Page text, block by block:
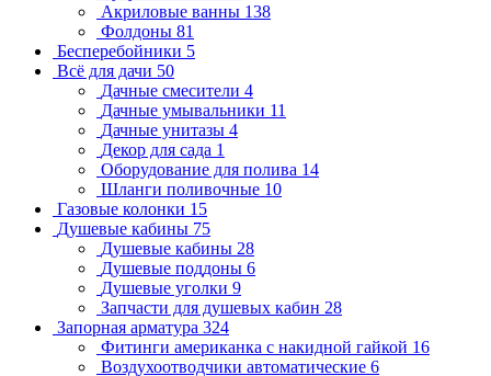
Акриловые ванны 138
Фолдоны 81
Бесперебойники 5
Всё для дачи 50
Дачные смесители 4
Дачные умывальники 11
Дачные унитазы 4
Декор для сада 1
Оборудование для полива 14
Шланги поливочные 10
Газовые колонки 15
Душевые кабины 75
Душевые кабины 28
Душевые поддоны 6
Душевые уголки 9
Запчасти для душевых кабин 28
Запорная арматура 324
Фитинги американка с накидной гайкой 16
Воздухоотводчики автоматические 6